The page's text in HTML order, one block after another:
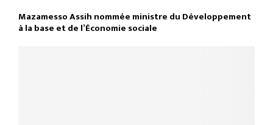
Mazamesso Assih nommée ministre du Développement
à la base et de l’Économie sociale